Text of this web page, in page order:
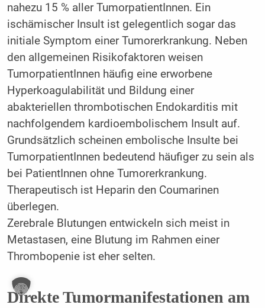
nahezu 15 % aller TumorpatientInnen. Ein
ischämischer Insult ist gelegentlich sogar das
initiale Symptom einer Tumorerkrankung. Neben
den allgemeinen Risikofaktoren weisen
TumorpatientInnen häufig eine erworbene
Hyperkoagulabilität und Bildung einer
abakteriellen thrombotischen Endokarditis mit
nachfolgendem kardioembolischem Insult auf.
Grundsätzlich scheinen embolische Insulte bei
TumorpatientInnen bedeutend häufiger zu sein als
bei PatientInnen ohne Tumorerkrankung.
Therapeutisch ist Heparin den Coumarinen
überlegen.
Zerebrale Blutungen entwickeln sich meist in
Metastasen, eine Blutung im Rahmen einer
Thrombopenie ist eher selten.
Direkte Tumormanifestationen am